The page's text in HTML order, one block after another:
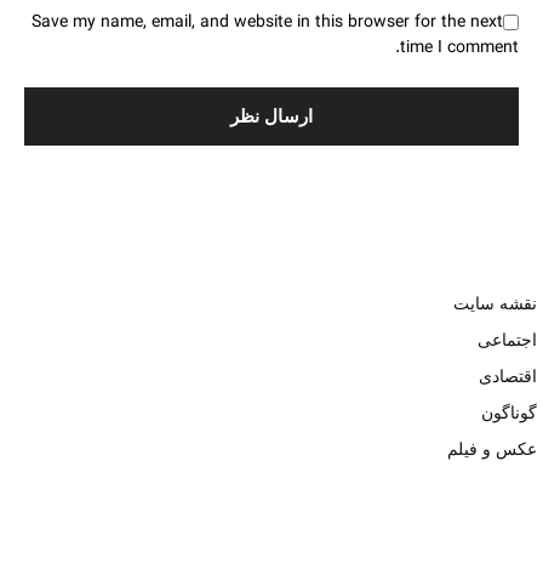
Save my name, email, and website in this browser for the next
time I comment.
نقشه سایت
اجتماعی
اقتصادی
گوناگون
عکس و فیلم